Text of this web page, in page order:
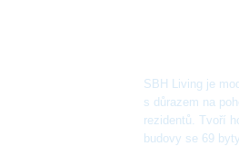
SBH Living je
s důrazem na
rezidentů. Tvoří
budovy se 69